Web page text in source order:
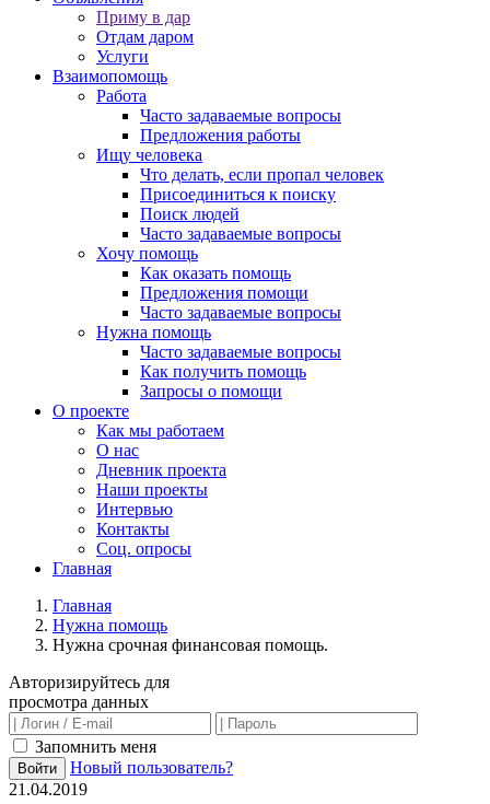
Приму в дар
Отдам даром
Услуги
Взаимопомощь
Работа
Часто задаваемые вопросы
Предложения работы
Ищу человека
Что делать, если пропал человек
Присоединиться к поиску
Поиск людей
Часто задаваемые вопросы
Хочу помощь
Как оказать помощь
Предложения помощи
Часто задаваемые вопросы
Нужна помощь
Часто задаваемые вопросы
Как получить помощь
Запросы о помощи
О проекте
Как мы работаем
О нас
Дневник проекта
Наши проекты
Интервью
Контакты
Соц. опросы
Главная
Главная
Нужна помощь
Нужна срочная финансовая помощь.
Авторизируйтесь для
просмотра данных
Запомнить меня
Войти
Новый пользователь?
21.04.2019